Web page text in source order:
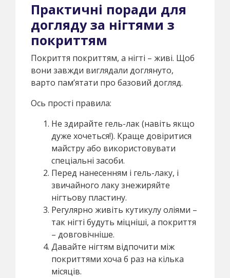
Практичні поради для
догляду за нігтями з
покриттям
Покриття покриттям, а нігті – живі. Щоб
вони завжди виглядали доглянуто,
варто пам’ятати про базовий догляд.
Ось прості правила:
Не здирайте гель-лак (навіть якщо
дуже хочеться!). Краще довіритися
майстру або використовувати
спеціальні засоби.
Перед нанесенням і гель-лаку, і
звичайного лаку знежиряйте
нігтьову пластину.
Регулярно живіть кутикулу оліями –
так нігті будуть міцніші, а покриття
– довговічніше.
Давайте нігтям відпочити між
покриттями хоча б раз на кілька
місяців.